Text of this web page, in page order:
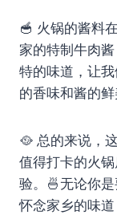
🥣 火锅的酱料
家的特制牛肉
特的味道，让
的香味和酱的鲜
🥘 总的来说，
值得打卡的火
验。🍜无论你
怀念家乡的味道